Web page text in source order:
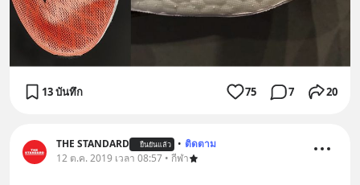
13 บันทึก 75 7 20
THE STANDARD ยืนยันแล้ว • ติดตาม
12 ต.ค. 2019 เวลา 08:57 • กีฬา